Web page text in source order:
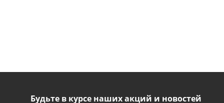
Будьте в курсе наших акций и новостей